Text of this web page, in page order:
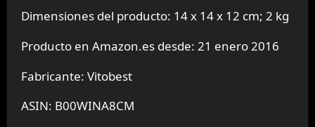
Dimensiones del producto: 14 x 14 x 12 cm; 2 kg
Producto en Amazon.es desde: 21 enero 2016
Fabricante: Vitobest
ASIN: B00WINA8CM